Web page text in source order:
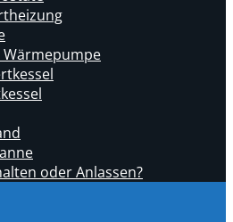
oder Anlassen?